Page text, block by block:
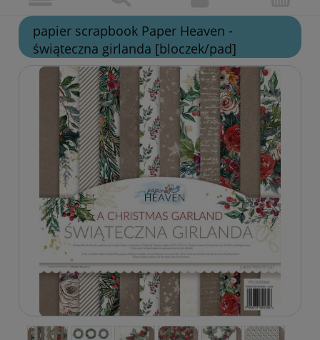
papier scrapbook Paper Heaven -
świąteczna girlanda [bloczek/pad]